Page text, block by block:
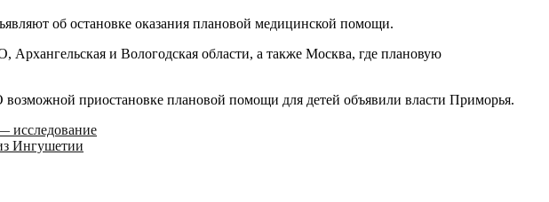
об остановке оказания плановой медицинской помощи.
и Вологодская области, а также Москва, где плановую
приостановке плановой помощи для детей объявили власти Приморья.
исследование
Ингушетии